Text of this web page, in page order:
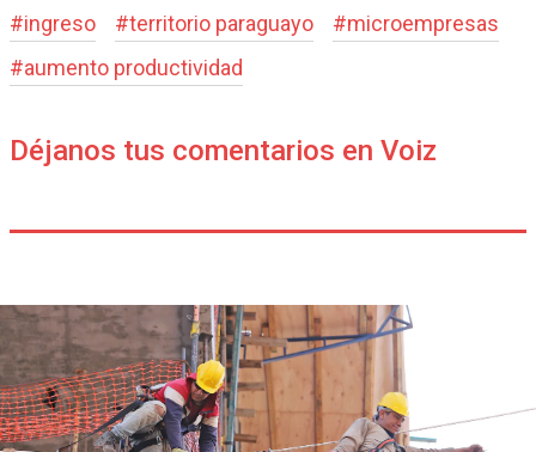
#ingreso #territorio paraguayo #microempresas
#aumento productividad
Déjanos tus comentarios en Voiz